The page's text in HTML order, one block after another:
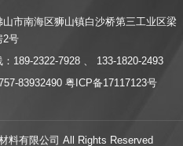
山市南海区狮山镇白沙桥第三工业区梁
2号
189-2322-7928、 133-1820-2493
83932490 粤ICP备17117123号
料有限公司 All Rights Reserved